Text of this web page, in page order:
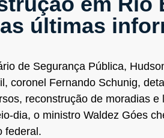
últimas
de Segurança Pública,
coronel Fernando Schunig,
reconstrução de moradias e
dia, o ministro Waldez Góes
federal.